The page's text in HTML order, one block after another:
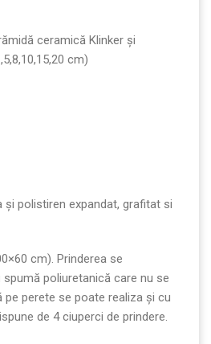
ceramică Klinker și
cm)
și polistiren expandat, grafitat si
cm). Prinderea se
poliuretanică care nu se
perete se poate realiza și cu
de 4 ciuperci de prindere.